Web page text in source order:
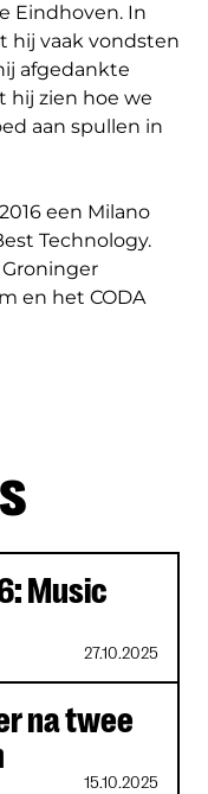
Eindhoven. In
hij vaak vondsten
afgedankte
hij zien hoe we
aan spullen in
een Milano
Technology.
en het CODA
Music
27.10.2025
na twee
15.10.2025